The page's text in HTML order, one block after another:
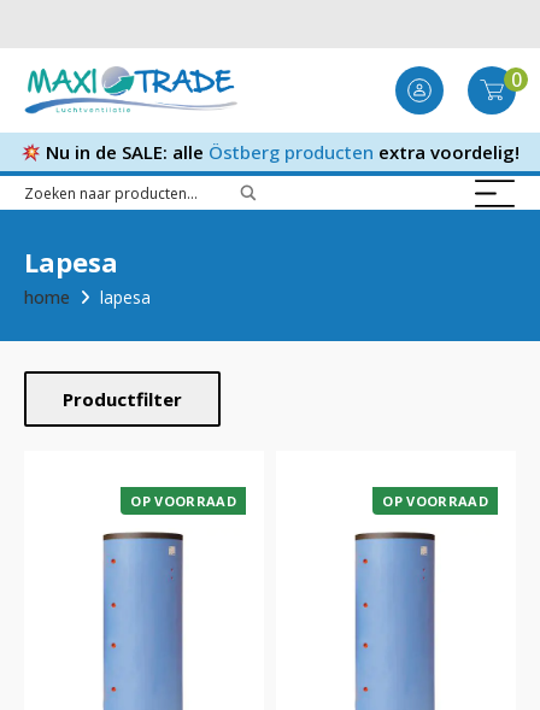
0
Nu in de SALE: alle Östberg producten extra voordelig!
Lapesa
home lapesa
Productfilter
OP VOORRAAD OP VOORRAAD